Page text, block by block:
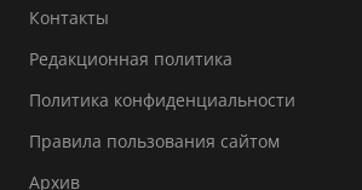
Контакты
Редакционная политика
Политика конфиденциальности
Правила пользования сайтом
Архив